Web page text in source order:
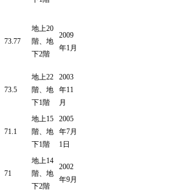
73.77
地上20
階、地
下2階
2009
年1月
73.5
地上22
階、地
下1階
2003
年11
月
71.1
地上15
階、地
下1階
2005
年7月
1日
71
地上14
階、地
下2階
2002
年9月